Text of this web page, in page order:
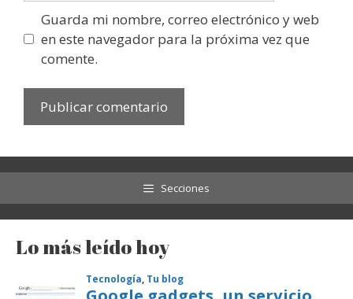
Guarda mi nombre, correo electrónico y web
en este navegador para la próxima vez que
comente.
Secciones
Lo más leído hoy